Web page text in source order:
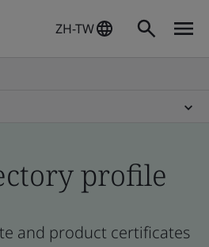
ZH-TW
profile
and product certificates